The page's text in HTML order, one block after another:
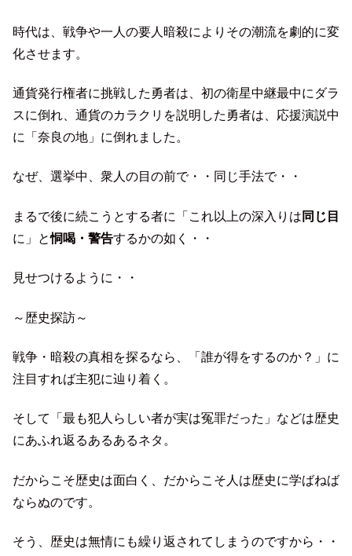
時代は、戦争や一人の要人暗殺によりその潮流を劇的に変
化させます。
通貨発行権者に挑戦した勇者は、初の衛星中継最中にダラ
スに倒れ、通貨のカラクリを説明した勇者は、応援演説中
に「奈良の地」に倒れました。
なぜ、選挙中、衆人の目の前で・・同じ手法で・・
まるで後に続こうとする者に「これ以上の深入りは 同じ目
に」と恫喝・警告するかの如く・・
見せつけるように・・
～歴史探訪～
戦争・暗殺の真相を探るなら、「誰が得をするのか？」に
注目すれば主犯に辿り着く。
そして「最も犯人らしい者が実は冤罪だった」などは歴史
にあふれ返るあるあるネタ。
だからこそ歴史は面白く、だからこそ人は歴史に学ばねば
ならぬのです。
そう、歴史は無情にも繰り返されてしまうのですから・・